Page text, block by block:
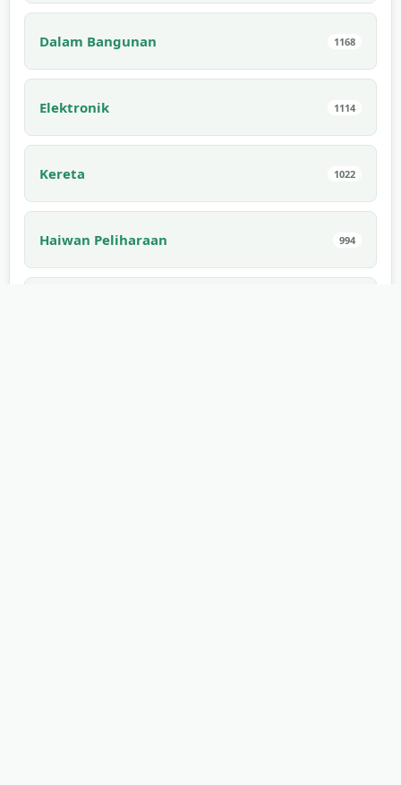
Dalam Bangunan 1168
Elektronik 1114
Kereta 1022
Haiwan Peliharaan 994